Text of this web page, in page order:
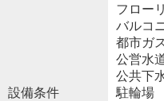
設備条件
フロー
バルコ
都市ガ
公営水
公共下
駐輪場